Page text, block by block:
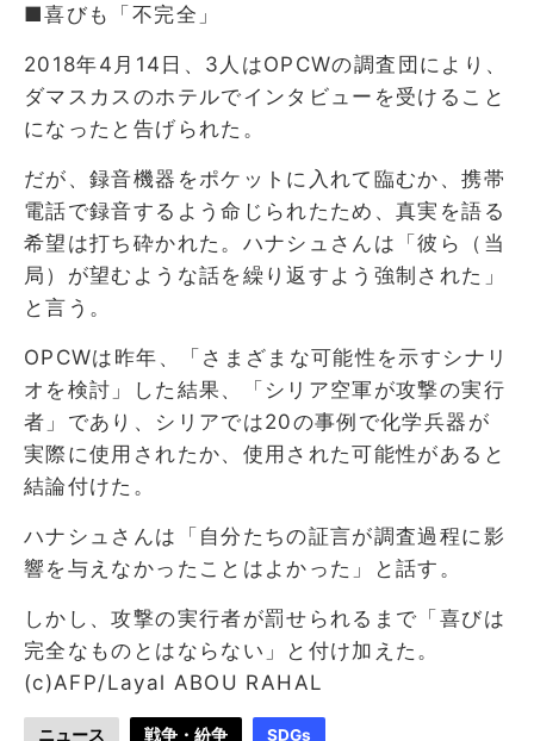
■喜びも「不完全」
2018年4月14日、3人はOPCWの調査団により、
ダマスカスのホテルでインタビューを受けること
になったと告げられた。
だが、録音機器をポケットに入れて臨むか、携帯
電話で録音するよう命じられたため、真実を語る
希望は打ち砕かれた。ハナシュさんは「彼ら（当
局）が望むような話を繰り返すよう強制された」
と言う。
OPCWは昨年、「さまざまな可能性を示すシナリ
オを検討」した結果、「シリア空軍が攻撃の実行
者」であり、シリアでは20の事例で化学兵器が
実際に使用されたか、使用された可能性があると
結論付けた。
ハナシュさんは「自分たちの証言が調査過程に影
響を与えなかったことはよかった」と話す。
しかし、攻撃の実行者が罰せられるまで「喜びは
完全なものとはならない」と付け加えた。
(c)AFP/Layal ABOU RAHAL
ニュース 戦争・紛争 SDGs